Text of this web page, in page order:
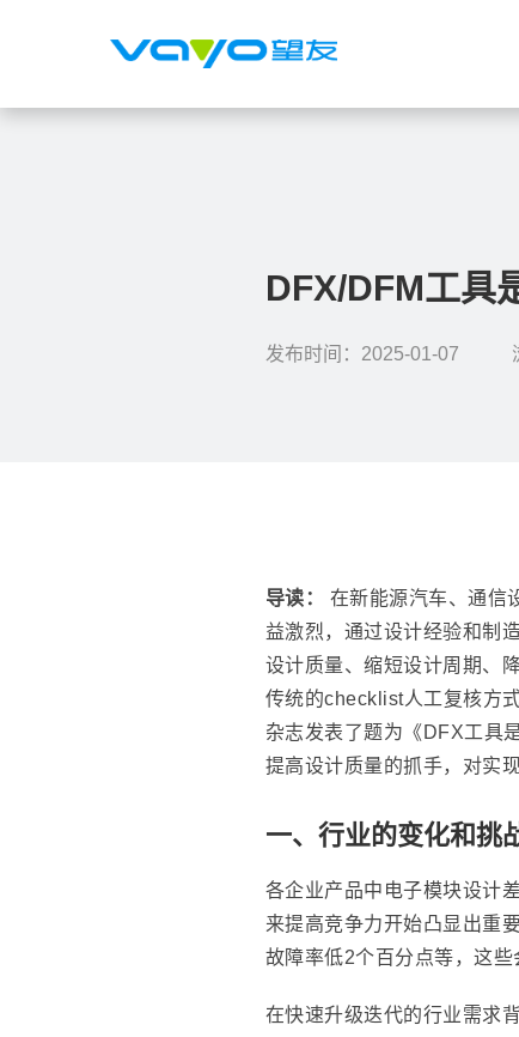
DFX/DFM工具
发布时间：2025-01-07
导读： 在新能源汽车、通信
益激烈，通过设计经验和制
设计质量、缩短设计周期、
传统的checklist人工复核方
杂志发表了题为《DFX工具
提高设计质量的抓手，对实
一、行业的变化和挑
各企业产品中电子模块设计
来提高竞争力开始凸显出重
故障率低2个百分点等，这些
在快速升级迭代的行业需求